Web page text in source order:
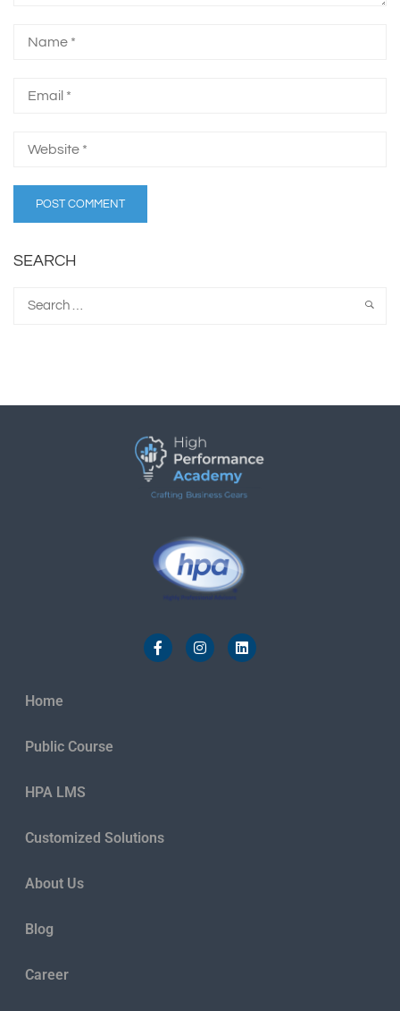
SEARCH
Home
Public Course
HPA LMS
Customized Solutions
About Us
Blog
Career